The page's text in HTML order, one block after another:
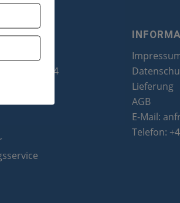
Service 24
Lieferung
AGB
E-Mail:
Telefon: